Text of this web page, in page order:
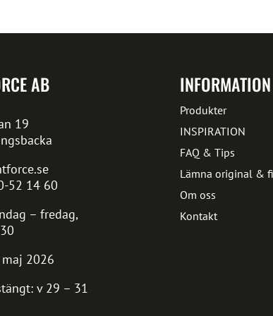
AB
19
52 14 60
– fredag,
2026
v 29 – 31
INFORMATION
Produkter
INSPIRATION
FAQ & Tips
Lämna original &
Om oss
Kontakt